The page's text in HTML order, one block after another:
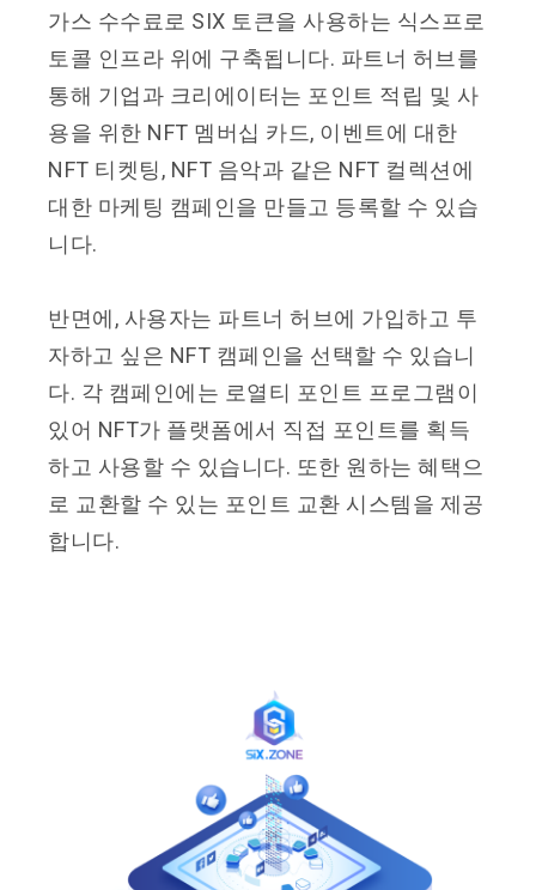
가스 수수료로 SIX 토큰을 사용하는 식스프로
토콜 인프라 위에 구축됩니다. 파트너 허브를
통해 기업과 크리에이터는 포인트 적립 및 사
용을 위한 NFT 멤버십 카드, 이벤트에 대한
NFT 티켓팅, NFT 음악과 같은 NFT 컬렉션에
대한 마케팅 캠페인을 만들고 등록할 수 있습
니다.
반면에, 사용자는 파트너 허브에 가입하고 투
자하고 싶은 NFT 캠페인을 선택할 수 있습니
다. 각 캠페인에는 로열티 포인트 프로그램이
있어 NFT가 플랫폼에서 직접 포인트를 획득
하고 사용할 수 있습니다. 또한 원하는 혜택으
로 교환할 수 있는 포인트 교환 시스템을 제공
합니다.